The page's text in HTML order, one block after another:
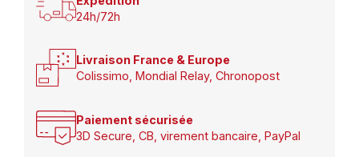
24h/72h
Livraison France & Europe
Colissimo, Mondial Relay, Chronopost
Paiement sécurisée
3D Secure, CB, virement bancaire, PayPal